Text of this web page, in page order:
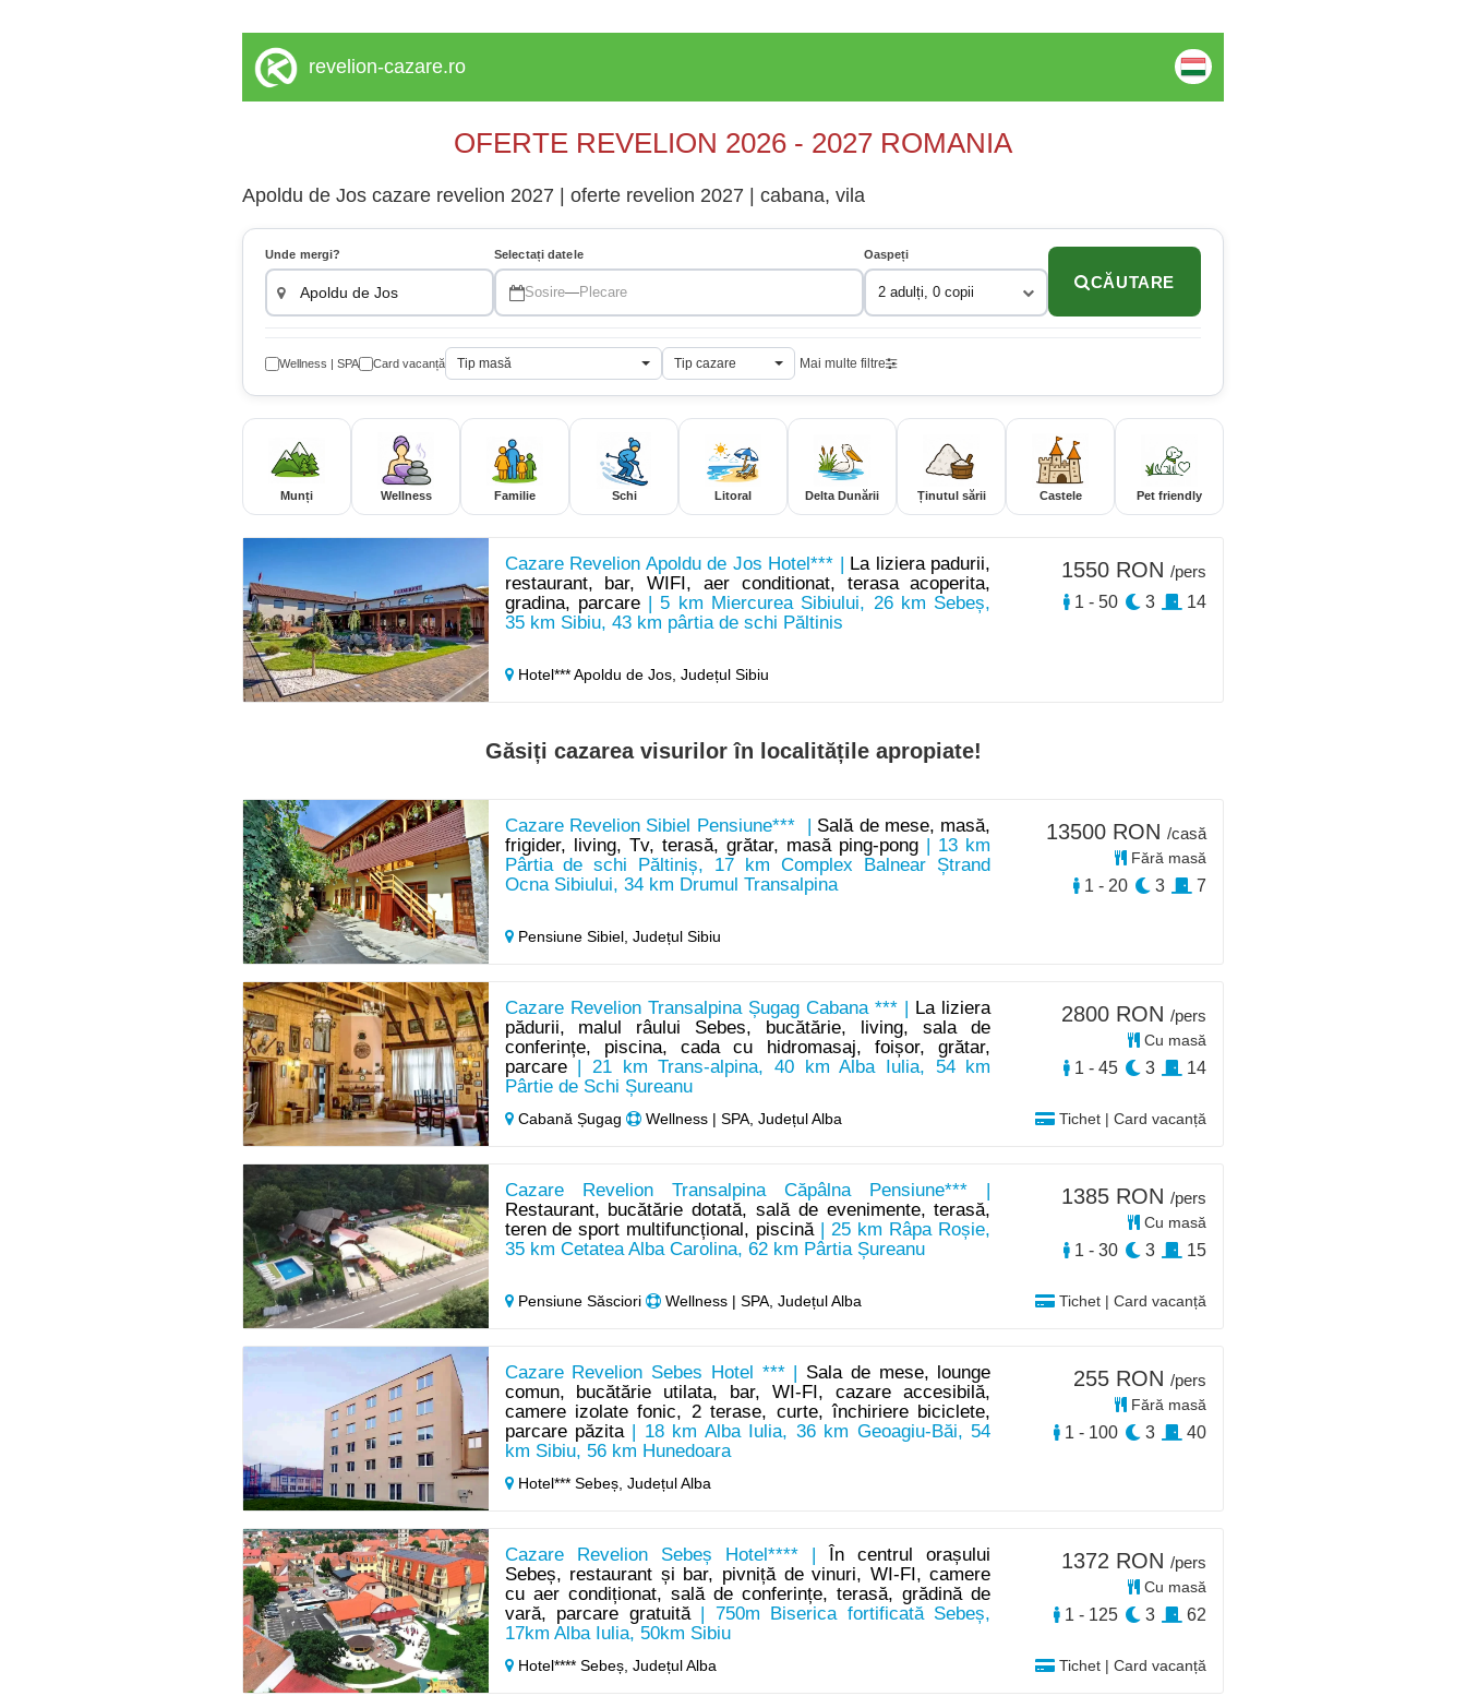
revelion-cazare.ro
OFERTE REVELION 2026 - 2027 ROMANIA
Apoldu de Jos cazare revelion 2027 | oferte revelion 2027 | cabana, vila
Unde mergi? Selectați datele
Sosire—Plecare
Oaspeți
2 adulți, 0 copii
CĂUTARE
Wellness | SPA Card vacanță Tip masă Tip cazare Mai multe filtre
Munți Wellness Familie Schi Litoral Delta Dunării Ținutul sării Castele Pet friendly
Cazare Revelion Apoldu de Jos Hotel*** |
La liziera padurii,
restaurant, bar, WIFI, aer conditionat, terasa acoperita,
gradina, parcare| 5 km Miercurea Sibiului, 26 km Sebeș,
35 km Sibiu, 43 km pârtia de schi Păltinis
Hotel*** Apoldu de Jos, Județul Sibiu
1550 RON /pers
1 - 50
3 14
Găsiți cazarea visurilor în localitățile apropiate!
Cazare Revelion Sibiel Pensiune*** | Sală de mese, masă,
frigider, living, Tv, terasă, grătar, masă ping-pong | 13 km
Pârtia de schi Păltiniș, 17 km Complex Balnear Ștrand
Ocna Sibiului, 34 km Drumul Transalpina
Pensiune Sibiel, Județul Sibiu
13500 RON /casă
Fără masă
1 - 20 3 7
Cazare Revelion Transalpina Șugag Cabana *** |
La liziera
pădurii, malul râului Sebes, bucătărie, living, sala de
conferințe, piscina, cada cu hidromasaj, foișor, grătar,
parcare| 21 km Trans-alpina, 40 km Alba Iulia, 54 km
Pârtie de Schi Șureanu
Cabană Șugag Wellness | SPA, Județul Alba Tichet | Card vacanță
2800 RON /pers
Cu masă
1 - 45 3 14
Cazare Revelion Transalpina Căpâlna Pensiune*** |
Restaurant, bucătărie dotată, sală de evenimente, terasă,
teren de sport multifuncțional, piscină| 25 km Râpa Roșie,
35 km Cetatea Alba Carolina, 62 km Pârtia Șureanu
Pensiune Săsciori Wellness | SPA, Județul Alba Tichet | Card vacanță
1385 RON /pers
Cu masă
1 - 30 3 15
Cazare Revelion Sebes Hotel *** | Sala de mese, lounge
comun, bucătărie utilata, bar, WI-FI, cazare accesibilă,
camere izolate fonic, 2 terase, curte, închiriere biciclete,
parcare păzita| 18 km Alba Iulia, 36 km Geoagiu-Băi, 54
km Sibiu, 56 km Hunedoara
Hotel*** Sebeș, Județul Alba
255 RON /pers
Fără masă
1 - 100 3 40
Cazare Revelion Sebeș Hotel**** |
În centrul orașului
Sebeș, restaurant și bar, pivniță de vinuri, WI-FI, camere
cu aer condiționat, sală de conferințe, terasă, grădină de
vară, parcare gratuită| 750m Biserica fortificată Sebeș,
17km Alba Iulia, 50km Sibiu
Hotel**** Sebeș, Județul Alba Tichet | Card vacanță
1372 RON /pers
Cu masă
1 - 125 3 62